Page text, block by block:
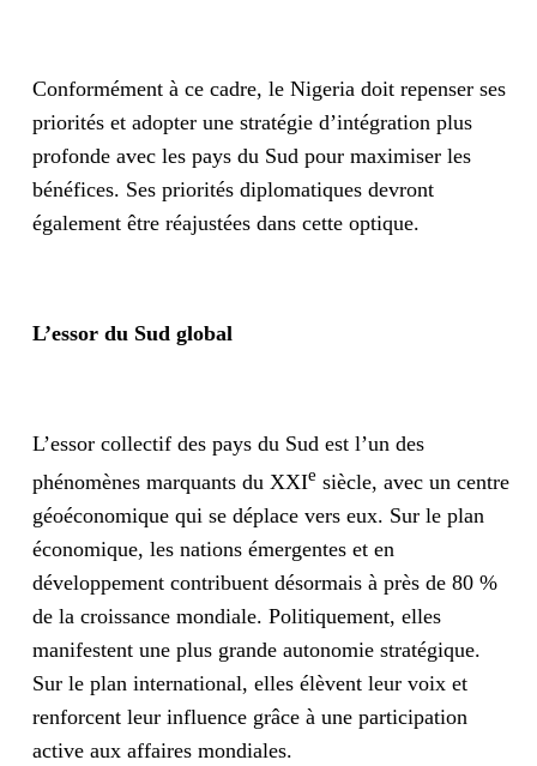
Conformément à ce cadre, le Nigeria doit repenser ses
priorités et adopter une stratégie d’intégration plus
profonde avec les pays du Sud pour maximiser les
bénéfices. Ses priorités diplomatiques devront
également être réajustées dans cette optique.
L’essor du Sud global
L’essor collectif des pays du Sud est l’un des
phénomènes marquants du XXIe siècle, avec un centre
géoéconomique qui se déplace vers eux. Sur le plan
économique, les nations émergentes et en
développement contribuent désormais à près de 80 %
de la croissance mondiale. Politiquement, elles
manifestent une plus grande autonomie stratégique.
Sur le plan international, elles élèvent leur voix et
renforcent leur influence grâce à une participation
active aux affaires mondiales.